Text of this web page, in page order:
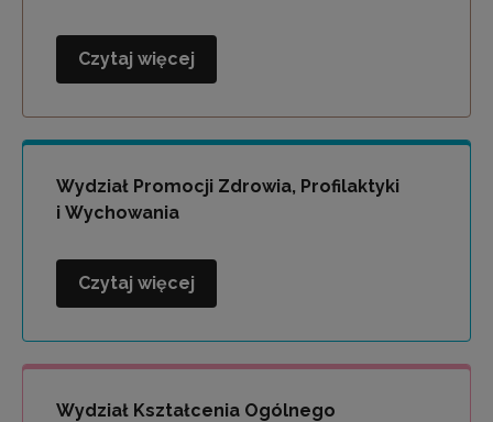
Wydział
Włączającej
Czytaj więcej
Wydział Promocji Zdrowia, Profilaktyki
i Wychowania
Wydział
Zdrowia,
Profilaktyki
Wychowania
Czytaj więcej
Wydział Kształcenia Ogólnego